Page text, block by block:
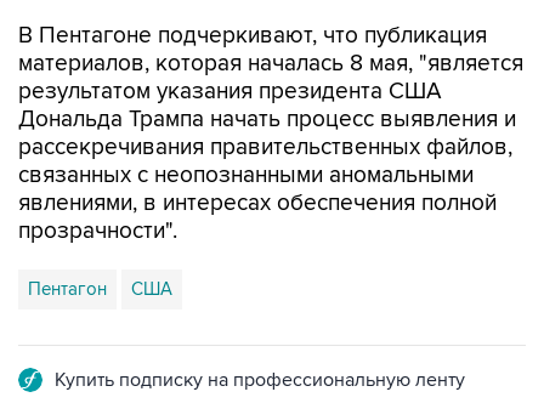
результатом указания президента США
Дональда Трампа начать процесс выявления и
рассекречивания правительственных файлов,
связанных с неопознанными аномальными
явлениями, в интересах обеспечения полной
прозрачности".
Пентагон США
Подписаться на рассылку главных новостей сайта